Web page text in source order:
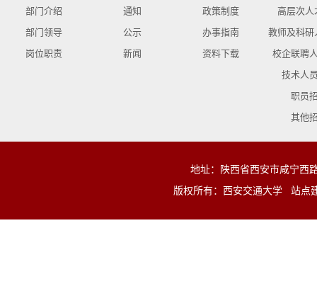
部门介绍
部门领导
岗位职责
通知
公示
新闻
政策制度
办事指南
资料下载
高层次人
教师及科研
校企联聘
技术人
职员
其他
地址：陕西省西安市咸宁西
版权所有：西安交通大学 站点